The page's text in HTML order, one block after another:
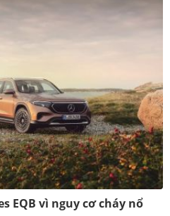
EQB vì nguy cơ cháy nổ